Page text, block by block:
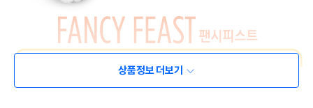
상품정보 더보기